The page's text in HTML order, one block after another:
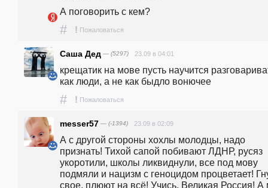
А поговорить с кем?
# ! Пожаловаться
Саша Дед — (5297) 23.09 в 04:01
крещатик на мове пусть научится
как люди, а не как быдло вонючее
# ! Пожаловаться
messer57 — (-1394) 23.09 в 02:09
А с другой стороны хохлы молодцы, надо
признать! Тихой сапой побивают ЛДНР, русяз
укоротили, школы ликвиднули, все под мову
подмяли и нацизм с геноцидом процветает!
свое, плюют на всё! Учись, Великая Россия!